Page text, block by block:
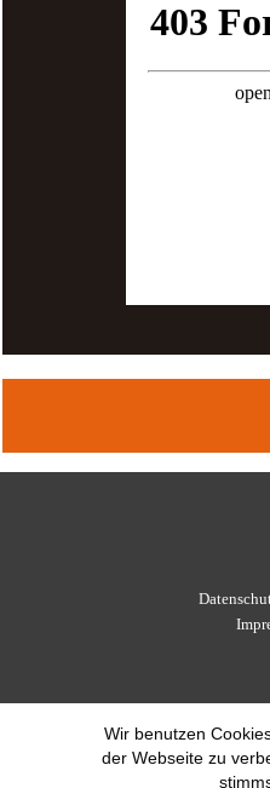
Wir benutzen
der Webseite zu